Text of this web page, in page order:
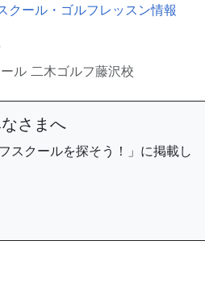
クール・ゴルフレッスン情報
ル 二木ゴルフ藤沢校
さまへ
スクールを探そう！」に掲載し